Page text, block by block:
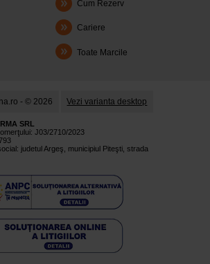
Cum Rezerv
Cariere
Toate Marcile
- © 2026 Vezi varianta desktop
SRL
J03/2710/2023
judetul Argeş, municipiul Piteşti, strada